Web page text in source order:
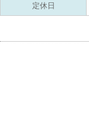
定休日